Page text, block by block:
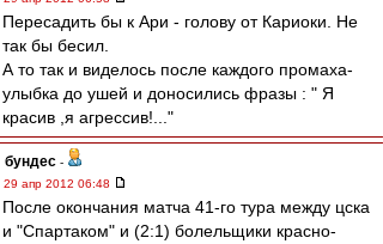
Пересадить бы к Ари - голову от Кариоки. Не
так бы бесил.
А то так и виделось после каждого промаха-
улыбка до ушей и доносились фразы : " Я
красив ,я агрессив!..."
бундес -
29 апр 2012 06:48
После окончания матча 41-го тура между цска
и "Спартаком" и (2:1) болельщики красно-